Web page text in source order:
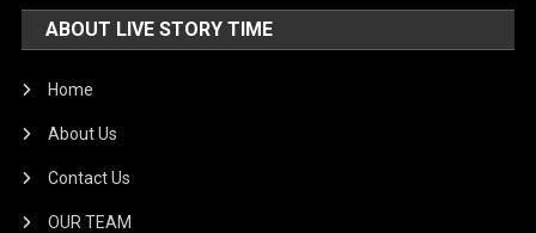
ABOUT LIVE STORY TIME
Home
About Us
Contact Us
OUR TEAM